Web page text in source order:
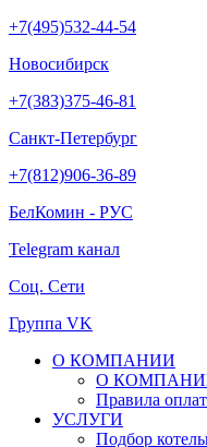
+7(495)532-44-54
Новосибирск
+7(383)375-46-81
Санкт-Петербург
+7(812)906-36-89
БелКомин - РУС
Telegram канал
Соц. Сети
Группа VK
О КОМПАНИИ
О
Правила
УСЛУГИ
Подбор